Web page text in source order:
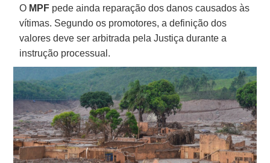
O MPF pede ainda reparação dos danos causados às
vítimas. Segundo os promotores, a definição dos
valores deve ser arbitrada pela Justiça durante a
instrução processual.